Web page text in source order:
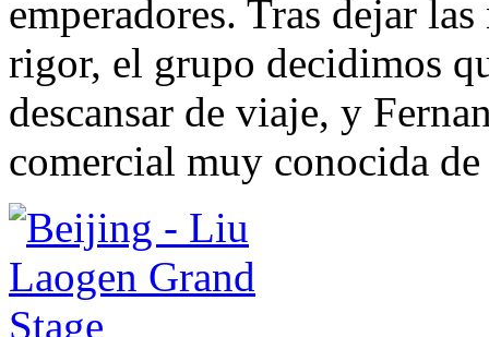
emperadores. Tras dejar
rigor, el grupo decidimos
descansar de viaje, y
comercial muy conocida